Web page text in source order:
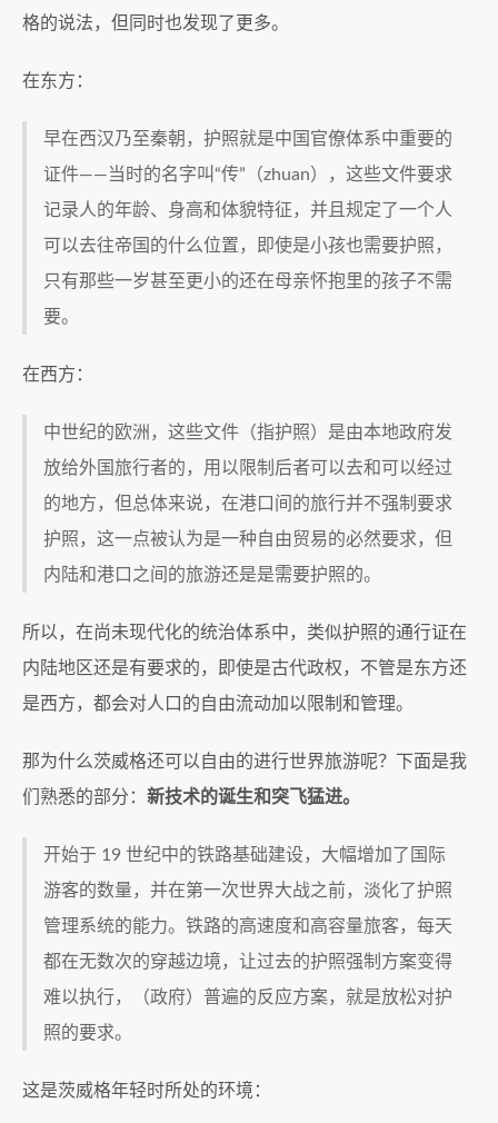
格的说法，但同时也发现了更多。
在东方：
早在西汉乃至秦朝，护照就是中国官僚体系中重要的
证件——当时的名字叫“传”（zhuan），这些文件要求
记录人的年龄、身高和体貌特征，并且规定了一个人
可以去往帝国的什么位置，即使是小孩也需要护照，
只有那些一岁甚至更小的还在母亲怀抱里的孩子不需
要。
在西方：
中世纪的欧洲，这些文件（指护照）是由本地政府发
放给外国旅行者的，用以限制后者可以去和可以经过
的地方，但总体来说，在港口间的旅行并不强制要求
护照，这一点被认为是一种自由贸易的必然要求，但
内陆和港口之间的旅游还是是需要护照的。
所以，在尚未现代化的统治体系中，类似护照的通行证在
内陆地区还是有要求的，即使是古代政权，不管是东方还
是西方，都会对人口的自由流动加以限制和管理。
那为什么茨威格还可以自由的进行世界旅游呢？下面是我
们熟悉的部分： 新技术的诞生和突飞猛进。
开始于 19 世纪中的铁路基础建设，大幅增加了国际
游客的数量，并在第一次世界大战之前，淡化了护照
管理系统的能力。铁路的高速度和高容量旅客，每天
都在无数次的穿越边境，让过去的护照强制方案变得
难以执行，（政府）普遍的反应方案，就是放松对护
照的要求。
这是茨威格年轻时所处的环境：